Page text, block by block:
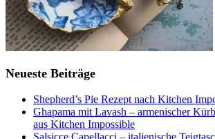
Neueste Beiträge
Shepherd’s Pie Rezept nach Kitchen
Ghapama mit Lavash – armenischer
aus Kitchen Impossible